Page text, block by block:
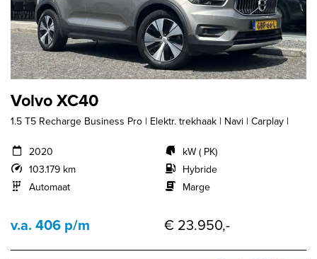
Volvo XC40
1.5 T5 Recharge Business Pro | Elektr. trekhaak | Navi | Carplay |
2020
103.179 km
Automaat
kW ( PK)
Hybride
Marge
v.a. 406 p/m € 23.950,-